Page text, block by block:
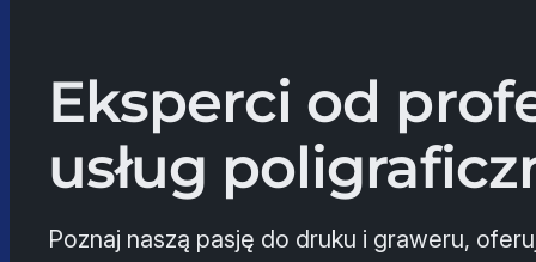
Eksperci od
usług
Poznaj naszą pasję do druku i graweru,